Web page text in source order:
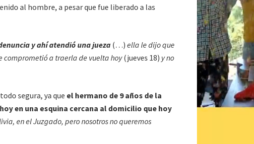
al hombre, a pesar que fue liberado a las
y ahí atendió una jueza (…) ella le dijo que
comprometió a traerla de vuelta hoy(jueves 18) y no
segura, ya que el hermano de 9 años de la
en una esquina cercana al domicilio que hoy
en el Juzgado, pero nosotros no queremos